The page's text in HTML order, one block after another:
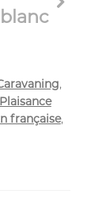
,
Plaisance
française,